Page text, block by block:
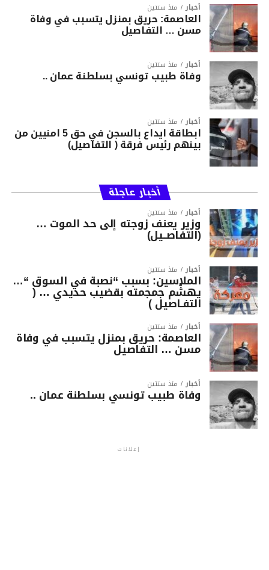
أخبار منذ سنتين
العاصمة: حريق بمنزل يتسبب في وفاة
مسن … التفاصيل
أخبار منذ سنتين
وفاة طبيب تونسي بسلطنة عمان ..
أخبار منذ سنتين
ابطاقة ايداع بالسجن في حق 5 امنيين من
بينهم رئيس فرقة ( التفاصيل)
أخبار عاجلة
أخبار منذ سنتين
وزير يعنف زوجته إلى حد الموت …
(التفاصــيل)
أخبار منذ سنتين
الملاسين: بسبب “نصبة في السوق “…
يهشّم جمجمته بقضيب حديدي … (
التفـاصيل )
أخبار منذ سنتين
العاصمة: حريق بمنزل يتسبب في وفاة
مسن … التفاصيل
أخبار منذ سنتين
وفاة طبيب تونسي بسلطنة عمان ..
إعلانات